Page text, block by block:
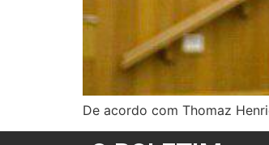
De acordo com Thomaz